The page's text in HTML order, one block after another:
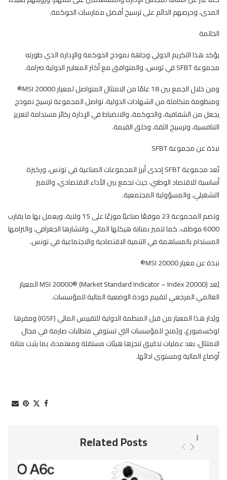
المدى، وحرصهم الدائم على ترسيخ أفضل ممارسات الحوكمة.
الخاتمة
يؤكد هذا التكريم الدولي وجاهة نموذج الحوكمة والإدارة الذي طورته
مجموعة SFBT في تونس، والمتوافق مع أكثر المعايير الدولية صرامة.
ومن خلال الجمع بين 18 عامًا من الامتثال المتواصل لمعيار MSI 20000®
ومنظومة متكاملة من الشهادات الدولية، تواصل المجموعة ترسيخ نموذج
يجعل من الشفافية، والحوكمة، والانضباط في الإدارة ركائز مستدامة لتعزيز
التنافسية، وترسيخ الثقة، وخلق القيمة.
نبذة عن مجموعة SFBT
تُعد مجموعة SFBT إحدى أبرز المجموعات الصناعية في تونس، وركيزة
أساسية للاقتصاد الوطني، حيث تجمع بين الأداء الاقتصادي، والتميز
التشغيلي، والمسؤولية المجتمعية.
وتضم المجموعة 23 موقعًا صناعيًا موزعًا على 15 ولاية، ويعمل بها ما يقارب
6000 موظف. كما تتميز بمتانة هيكلها المالي، وانتشارها الجغرافي، والتزامها
المستدام بالمساهمة في التنمية الاقتصادية والاجتماعية في تونس.
نبذة عن معيار MSI 20000®
يُعد MSI 20000® (Market Standard Indicator – Index 20000) المعيار
العالمي المرجعي لتقييم جودة الوضعية المالية للمؤسسات.
ويُدار هذا المعيار من قبل المنظمة الدولية للتقييس المالي (IGSF) ومقرها
لوكسمبورغ، ويُمنح للمؤسسات التي تستوفي متطلبات صارمة في مجال
الامتثال، بعد عمليات تدقيق تنجزها هيئات مستقلة ومعتمدة، بما يثبت متانة
أوضاع المالية ومستوى ادائها.
Related Posts